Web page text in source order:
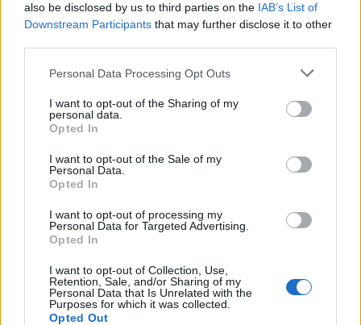
also be disclosed by us to third parties on the IAB’s List of
Downstream Participants that may further disclose it to other
Personal Data Processing Opt Outs
I want to opt-out of the Sharing of my
personal data.
Opted In
I want to opt-out of the Sale of my
Personal Data.
Opted In
I want to opt-out of processing my
Personal Data for Targeted Advertising.
Opted In
I want to opt-out of Collection, Use,
Retention, Sale, and/or Sharing of my
Personal Data that Is Unrelated with the
Purposes for which it was collected.
Opted Out